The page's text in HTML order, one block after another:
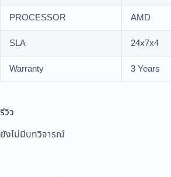
PROCESSOR
AMD
SLA
24x7x4
Warranty
3 Years
รีวิว
ยังไม่มีบทวิจารณ์